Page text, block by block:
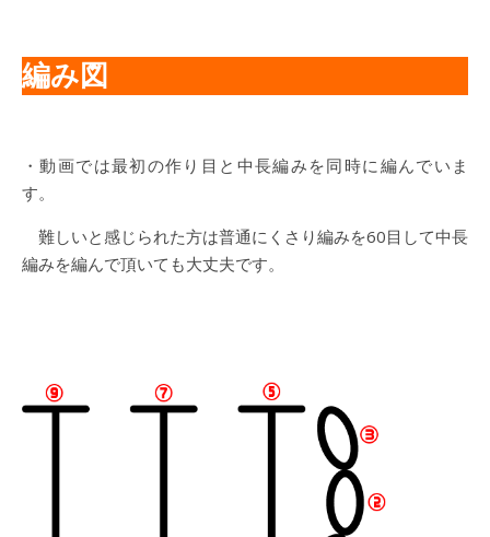
編み図
・動画では最初の作り目と中長編みを同時に編んでいま
す。
難しいと感じられた方は普通にくさり編みを60目して中長
編みを編んで頂いても大丈夫です。